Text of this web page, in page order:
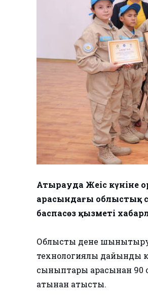
Атырауда Жеңіс күніне
арасындағы облыстық
баспасөз қызметі
Облыстық дене
технологиялық дайындық
сыныптары арасынан 90
атынан қатысты.